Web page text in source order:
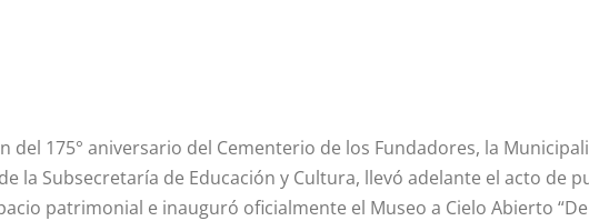
del 175° aniversario del Cementerio de los Fundadores, la
la Subsecretaría de Educación y Cultura, llevó adelante el acto de
patrimonial e inauguró oficialmente el Museo a Cielo Abierto